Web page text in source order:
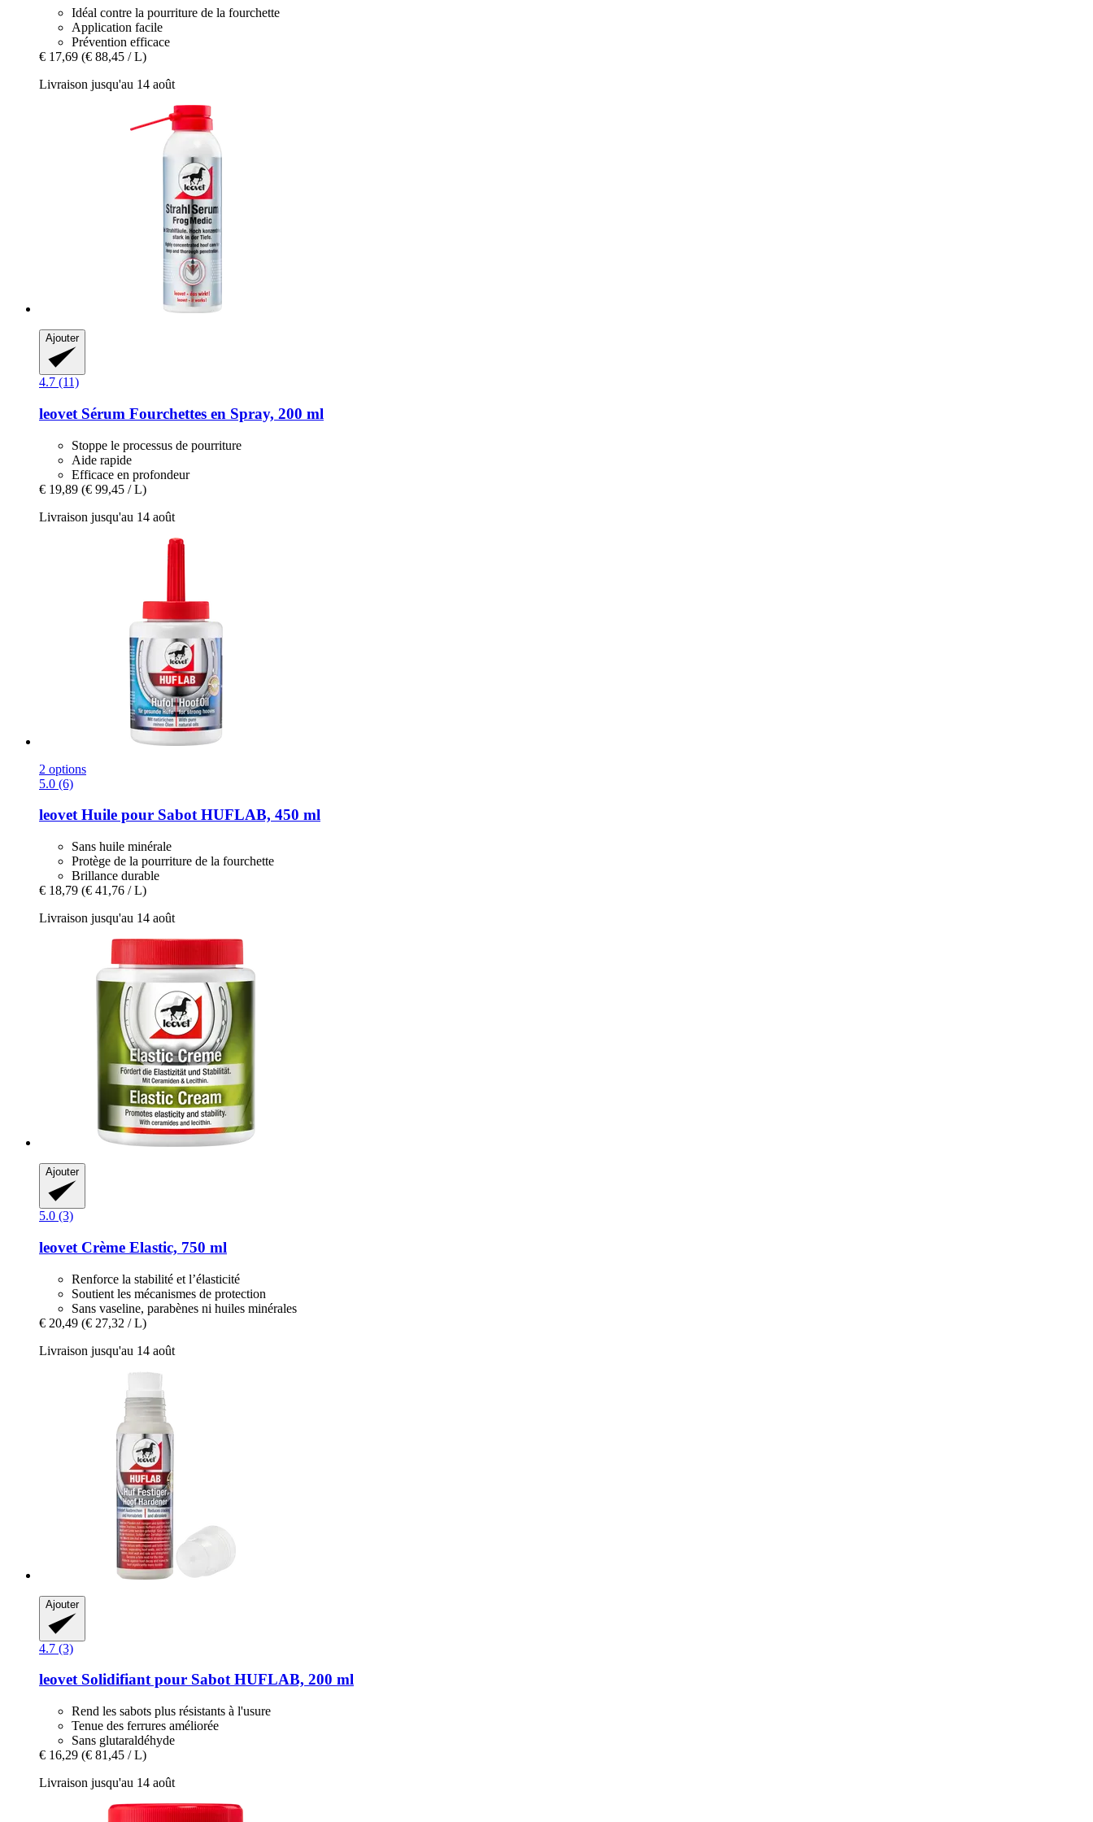
Idéal contre la pourriture de la fourchette
Application facile
Prévention efficace
€ 17,69 (€ 88,45 / L)
Livraison jusqu'au 14 août
Ajouter
4.7 (11)
leovet Sérum Fourchettes en Spray, 200 ml
Stoppe le processus de pourriture
Aide rapide
Efficace en profondeur
€ 19,89 (€ 99,45 / L)
Livraison jusqu'au 14 août
2 options
5.0 (6)
leovetHuile pour Sabot HUFLAB, 450 ml
Sans huile minérale
Protège de la pourriture de la fourchette
Brillance durable
€ 18,79 (€ 41,76 / L)
Livraison jusqu'au 14 août
Ajouter
5.0 (3)
leovet Crème Elastic, 750 ml
Renforce la stabilité et l’élasticité
Soutient les mécanismes de protection
Sans vaseline, parabènes ni huiles minérales
€ 20,49 (€ 27,32 / L)
Livraison jusqu'au 14 août
Ajouter
4.7 (3)
leovetSolidifiant pour Sabot HUFLAB, 200 ml
Rend les sabots plus résistants à l'usure
Tenue des ferrures améliorée
Sans glutaraldéhyde
€ 16,29 (€ 81,45 / L)
Livraison jusqu'au 14 août